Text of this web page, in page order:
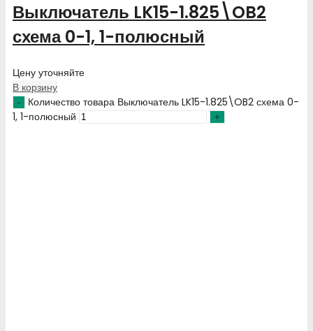
Выключатель LK15-1.825\OB2
схема 0-1, 1-полюсный
Цену уточняйте
В корзину
Количество товара Выключатель LK15-1.825\OB2 схема 0-
1, 1-полюсный